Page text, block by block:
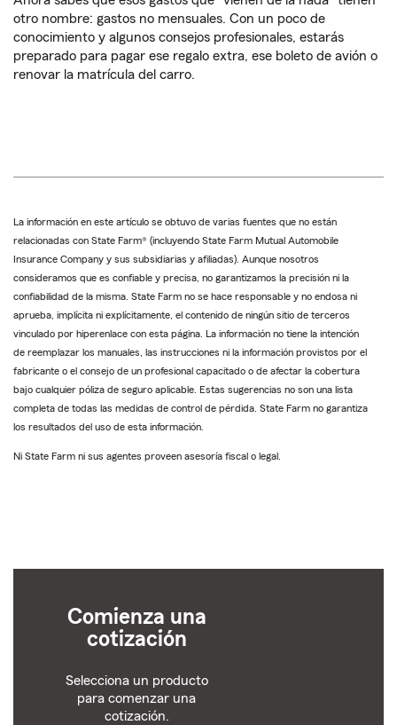
otro nombre: gastos no mensuales. Con un poco de
conocimiento y algunos consejos profesionales, estarás
preparado para pagar ese regalo extra, ese boleto de avión o
renovar la matrícula del carro.
La información en este artículo se obtuvo de varias fuentes que no están
relacionadas con State Farm® (incluyendo State Farm Mutual Automobile
Insurance Company y sus subsidiarias y afiliadas). Aunque nosotros
consideramos que es confiable y precisa, no garantizamos la precisión ni la
confiabilidad de la misma. State Farm no se hace responsable y no endosa ni
aprueba, implícita ni explícitamente, el contenido de ningún sitio de terceros
vinculado por hiperenlace con esta página. La información no tiene la intención
de reemplazar los manuales, las instrucciones ni la información provistos por el
fabricante o el consejo de un profesional capacitado o de afectar la cobertura
bajo cualquier póliza de seguro aplicable. Estas sugerencias no son una lista
completa de todas las medidas de control de pérdida. State Farm no garantiza
los resultados del uso de esta información.
Ni State Farm ni sus agentes proveen asesoría fiscal o legal.
Comienza una
cotización
Selecciona un producto
para comenzar una
cotización.